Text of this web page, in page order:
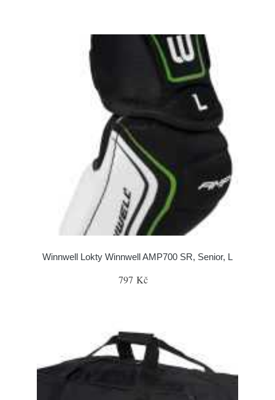
Winnwell Lokty Winnwell AMP700 SR, Senior, L
797 Kč